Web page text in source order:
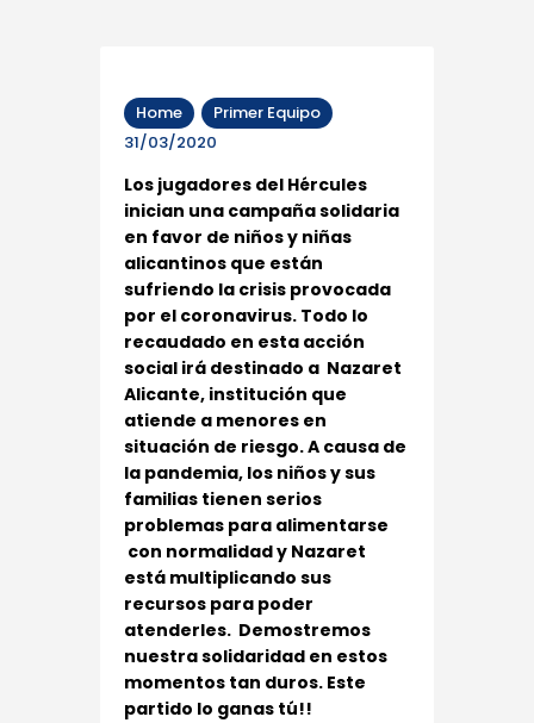
Home
Primer Equipo
31/03/2020
Los jugadores del Hércules
inician una campaña solidaria
en favor de niños y niñas
alicantinos que están
sufriendo la crisis provocada
por el coronavirus. Todo lo
recaudado en esta acción
social irá destinado a Nazaret
Alicante, institución que
atiende a menores en
situación de riesgo. A causa de
la pandemia, los niños y sus
familias tienen serios
problemas para alimentarse
con normalidad y Nazaret
está multiplicando sus
recursos para poder
atenderles. Demostremos
nuestra solidaridad en estos
momentos tan duros. Este
partido lo ganas tú!!